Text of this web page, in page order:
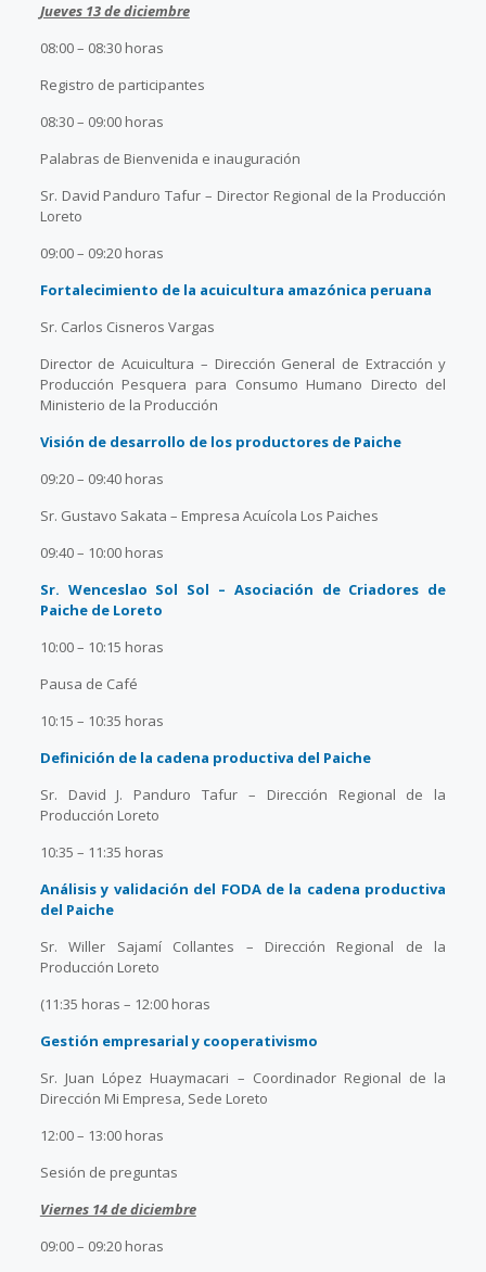
Jueves 13 de diciembre
08:00 – 08:30 horas
Registro de participantes
08:30 – 09:00 horas
Palabras de Bienvenida e inauguración
Sr. David Panduro Tafur – Director Regional de la Producción
Loreto
09:00 – 09:20 horas
Fortalecimiento de la acuicultura amazónica peruana
Sr. Carlos Cisneros Vargas
Director de Acuicultura – Dirección General de Extracción y
Producción Pesquera para Consumo Humano Directo del
Ministerio de la Producción
Visión de desarrollo de los productores de Paiche
09:20 – 09:40 horas
Sr. Gustavo Sakata – Empresa Acuícola Los Paiches
09:40 – 10:00 horas
Sr. Wenceslao Sol Sol – Asociación de Criadores de
Paiche de Loreto
10:00 – 10:15 horas
Pausa de Café
10:15 – 10:35 horas
Definición de la cadena productiva del Paiche
Sr. David J. Panduro Tafur – Dirección Regional de la
Producción Loreto
10:35 – 11:35 horas
Análisis y validación del FODA de la cadena productiva
del Paiche
Sr. Willer Sajamí Collantes – Dirección Regional de la
Producción Loreto
(11:35 horas – 12:00 horas
Gestión empresarial y cooperativismo
Sr. Juan López Huaymacari – Coordinador Regional de la
Dirección Mi Empresa, Sede Loreto
12:00 – 13:00 horas
Sesión de preguntas
Viernes 14 de diciembre
09:00 – 09:20 horas